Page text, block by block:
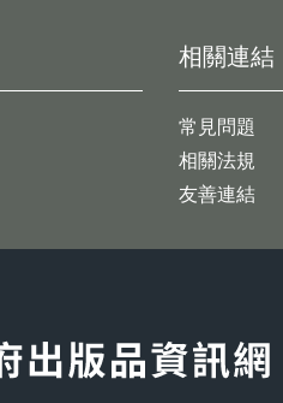
相關連結
常見問題
相關法規
友善連結